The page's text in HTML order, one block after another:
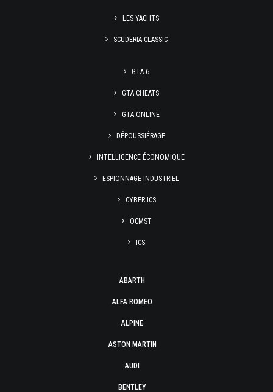
LES YACHTS
SCUDERIA CLASSIC
GTA 6
GTA CHEATS
GTA ONLINE
DÉPOUSSIÉRAGE
INTELLIGENCE ÉCONOMIQUE
ESPIONNAGE INDUSTRIEL
CYBER ICS
OCMST
ICS
ABARTH
ALFA ROMEO
ALPINE
ASTON MARTIN
AUDI
BENTLEY